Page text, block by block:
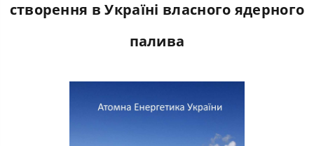
створення в Україні власного ядерного
палива